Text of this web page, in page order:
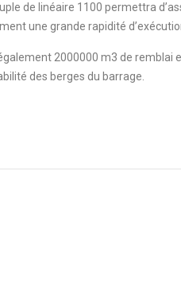
de linéaire 1100 permettra
une grande rapidité
2000000 m3 de
des berges du barrage.